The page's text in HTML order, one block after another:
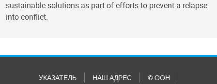
sustainable solutions as part of efforts to prevent a relapse
into conflict.
УКАЗАТЕЛЬ НАШ АДРЕС © ООН